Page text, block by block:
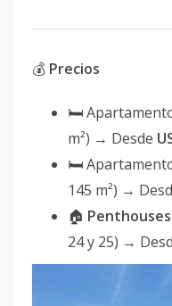
💰 Precios
🛏
m²) → Desde
🛏
145 m²) →
🏠
24 y 25) →